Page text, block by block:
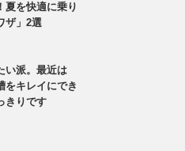
夏を快適に乗り
ザ」2選
い派。最近は
をキレイにでき
きりです